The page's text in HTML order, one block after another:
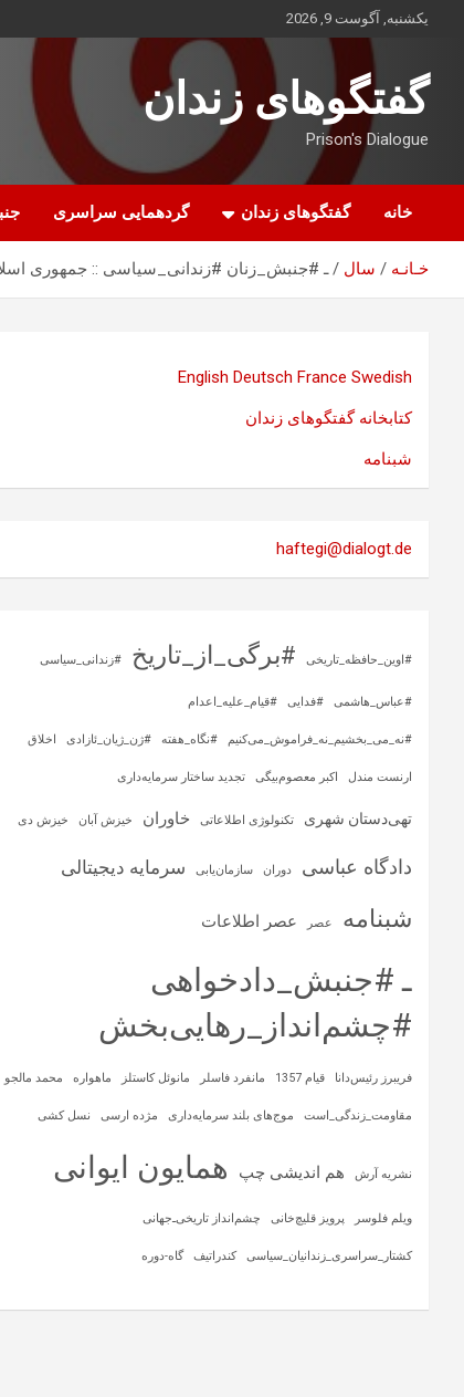
یکشنبه, آگوست 9, 2026
گفتگوهای زندان
Prison's Dialogue
خانه گفتگوهای زندان گردهمایی سراسری
خـانـه سال ـ #جنبش_زنان #زندانی_سیاسی :: جمهوری
English Deutsch France Swedish
کتابخانه گفتگوهای زندان
شبنامه
haftegi@dialogt.de
#اوین_حافظه_تاریخی #برگی_از_تاریخ #زندانی_سیاسی
#عباس_هاشمی #فدایی #قیام_علیه_اعدام
#نه_می_بخشیم_نه_فراموش_می‌کنیم #نگاه_هفته #ژن_ژیان_ئازادی اخلاق
ارنست مندل اکبر معصوم‌بیگی تجدید ساختار سرمایه‌داری
تهی‌دستان شهری تکنولوژی اطلاعاتی خاوران خیزش آبان خیزش دی
دادگاه عباسی دوران سازمان‌یابی سرمایه‌ دیجیتالی
شبنامه عصر عصر اطلاعات
ـ #جنبش_دادخواهی
#چشم‌انداز_رهایی‌بخش
فریبرز رئیس‌دانا قیام 1357 مانفرد فاسلر مانوئل کاستلز ماهواره‌ محمد مالجو
مقاومت_زندگی_است موج‌های بلند سرمایه‌داری مژده ارسی نسل کشی
نشریه آرش هم اندیشی چپ همایون ایوانی
ویلم فلوسر پرویز قلیچ‌خانی چشم‌انداز تاریخی‌ـ‌جهانی
کشتار_سراسری_زندانیان_سیاسی کندراتیف گاه-دوره